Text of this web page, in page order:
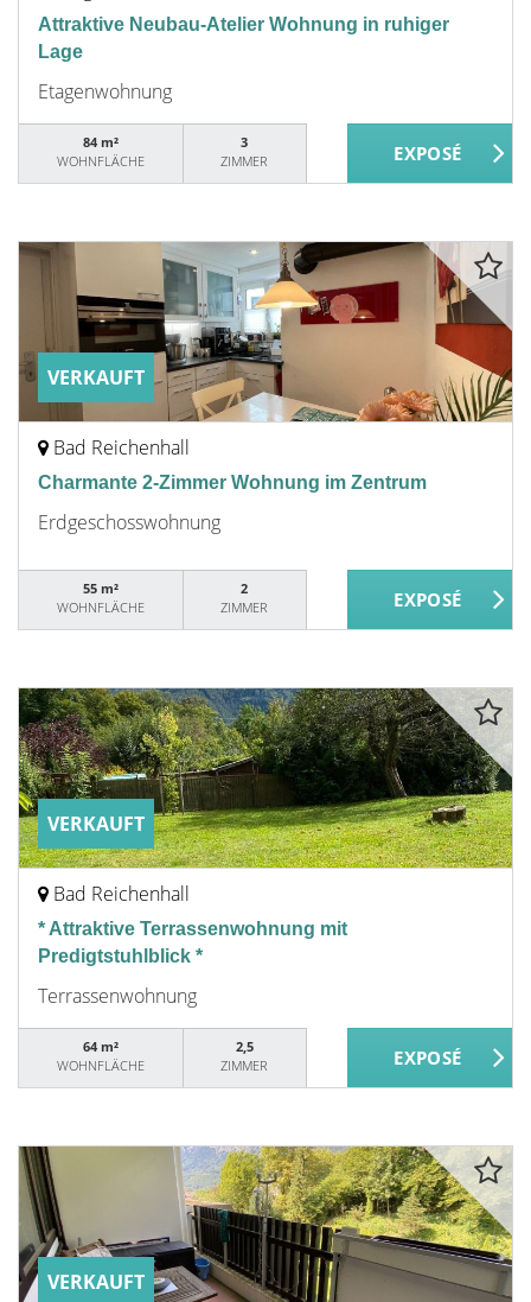
Attraktive Neubau-Atelier Wohnung in ruhiger
Lage
Etagenwohnung
84 m²
WOHNFLÄCHE
3
ZIMMER
VERKAUFT
Bad Reichenhall
Charmante 2-Zimmer Wohnung im Zentrum
Erdgeschosswohnung
55 m²
WOHNFLÄCHE
2
ZIMMER
VERKAUFT
Bad Reichenhall
* Attraktive Terrassenwohnung mit
Predigtstuhlblick *
Terrassenwohnung
64 m²
WOHNFLÄCHE
2,5
ZIMMER
VERKAUFT